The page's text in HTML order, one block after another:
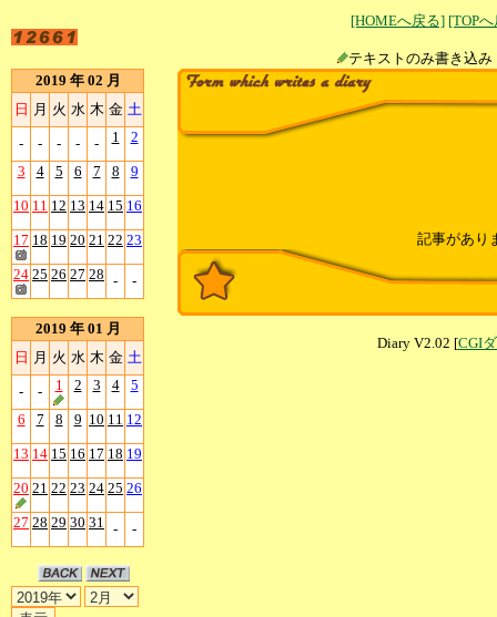
[HOMEへ戻る] [TOP
テキストのみ書
2019 年 02 月
日 月 火 水 木 金 土
- - - - - 1 2
3 4 5 6 7 8 9
10 11 12 13 14 15 16
17 18 19 20 21 22 23
24 25 26 27 28 - -
2019 年 01 月
日 月 火 水 木 金 土
- - 1 2 3 4 5
6 7 8 9 10 11 12
13 14 15 16 17 18 19
20 21 22 23 24 25 26
27 28 29 30 31 - -
記事があり
Diary V2.02 [CGI